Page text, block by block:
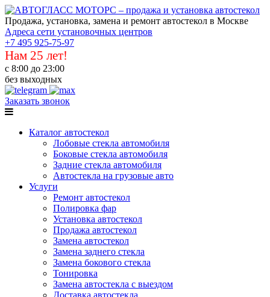
Продажа, установка, замена и ремонт автостекол в Москве
Адреса сети установочных центров
+7 495 925-75-97
Нам 25 лет!
с 8:00 до 23:00
без выходных
Заказать звонок
Каталог автостекол
Лобовые стекла автомобиля
Боковые стекла автомобиля
Задние стекла автомобиля
Автостекла на грузовые авто
Услуги
Ремонт автостекол
Полировка фар
Установка автостекол
Продажа автостекол
Замена автостекол
Замена заднего стекла
Замена бокового стекла
Тонировка
Замена автостекла с выездом
Доставка автостекла